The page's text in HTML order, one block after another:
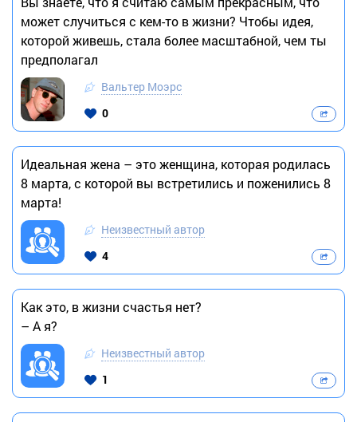
может случиться с кем-то в жизни? Чтобы идея,
которой живешь, стала более масштабной, чем ты
предполагал
Вальтер Моэрс
0
Идеальная жена – это женщина, которая родилась
8 марта, с которой вы встретились и поженились 8
марта!
Неизвестный автор
4
Как это, в жизни счастья нет?
– А я?
Неизвестный автор
1